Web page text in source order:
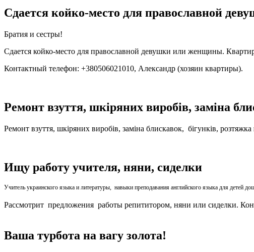
Сдается койко-место для православной
Братия и сестры!
Сдается койко-место для православной девушки или женщины.
Контактный телефон: +380506021010, Александр (хозяин квартиры).
Ремонт взуття, шкіряних виробів, заміна
Ремонт взуття, шкіряних виробів, заміна блискавок, бігунків,
Ищу работу учителя, няни, сиделки
Учитель украинского языка и литературы, навыки преподавания английского языка для детей
Рассмотрит предложения работы репититором, няни или сиделки.
Ваша турбота на вагу золота!